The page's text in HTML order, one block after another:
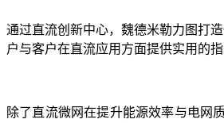
通过直流创新中心，魏德米勒力图打
户与客户在直流应用方面提供实用的指
除了直流微网在提升能源效率与电网